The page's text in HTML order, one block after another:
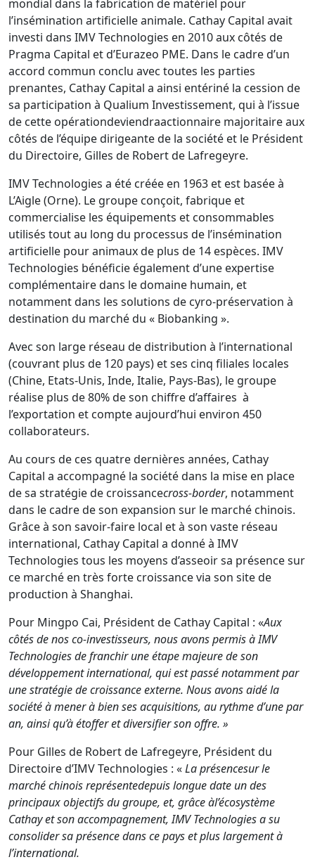
mondial dans la fabrication de matériel pour
l’insémination artificielle animale. Cathay Capital avait
investi dans IMV Technologies en 2010 aux côtés de
Pragma Capital et d’Eurazeo PME. Dans le cadre d’un
accord commun conclu avec toutes les parties
prenantes, Cathay Capital a ainsi entériné la cession de
sa participation à Qualium Investissement, qui à l’issue
de cette opérationdeviendraactionnaire majoritaire aux
côtés de l’équipe dirigeante de la société et le Président
du Directoire, Gilles de Robert de Lafregeyre.
IMV Technologies a été créée en 1963 et est basée à
L’Aigle (Orne). Le groupe conçoit, fabrique et
commercialise les équipements et consommables
utilisés tout au long du processus de l’insémination
artificielle pour animaux de plus de 14 espèces. IMV
Technologies bénéficie également d’une expertise
complémentaire dans le domaine humain, et
notamment dans les solutions de cyro-préservation à
destination du marché du « Biobanking ».
Avec son large réseau de distribution à l’international
(couvrant plus de 120 pays) et ses cinq filiales locales
(Chine, Etats-Unis, Inde, Italie, Pays-Bas), le groupe
réalise plus de 80% de son chiffre d’affaires à
l’exportation et compte aujourd’hui environ 450
collaborateurs.
Au cours de ces quatre dernières années, Cathay
Capital a accompagné la société dans la mise en place
de sa stratégie de croissancecross-border, notamment
dans le cadre de son expansion sur le marché chinois.
Grâce à son savoir-faire local et à son vaste réseau
international, Cathay Capital a donné à IMV
Technologies tous les moyens d’asseoir sa présence sur
ce marché en très forte croissance via son site de
production à Shanghai.
Pour Mingpo Cai, Président de Cathay Capital : «Aux
côtés de nos co-investisseurs, nous avons permis à IMV
Technologies de franchir une étape majeure de son
développement international, qui est passé notamment par
une stratégie de croissance externe. Nous avons aidé la
société à mener à bien ses acquisitions, au rythme d’une par
an, ainsi qu’à étoffer et diversifier son offre. »
Pour Gilles de Robert de Lafregeyre, Président du
Directoire d’IMV Technologies : «La présencesur le
marché chinois représentedepuis longue date un des
principaux objectifs du groupe, et, grâce àl’écosystème
Cathay et son accompagnement, IMV Technologies a su
consolider sa présence dans ce pays et plus largement à
l’international.